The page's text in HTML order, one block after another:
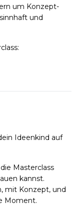
um Konzept-
und
Ideenkind auf
Masterclass
kannst.
mit Konzept, und
Moment.